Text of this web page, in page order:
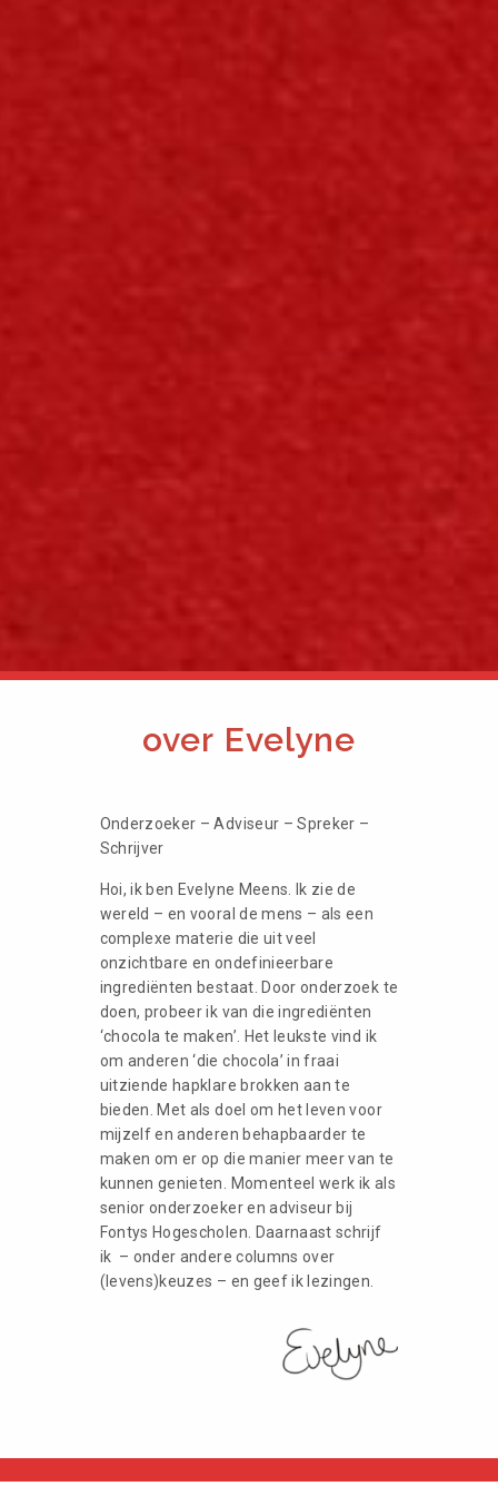
over Evelyne
Onderzoeker – Adviseur – Spreker –
Schrijver
Hoi, ik ben Evelyne Meens. Ik zie de
wereld – en vooral de mens – als een
complexe materie die uit veel
onzichtbare en ondefinieerbare
ingrediënten bestaat. Door onderzoek te
doen, probeer ik van die ingrediënten
‘chocola te maken’. Het leukste vind ik
om anderen ‘die chocola’ in fraai
uitziende hapklare brokken aan te
bieden. Met als doel om het leven voor
mijzelf en anderen behapbaarder te
maken om er op die manier meer van te
kunnen genieten. Momenteel werk ik als
senior onderzoeker en adviseur bij
Fontys Hogescholen. Daarnaast schrijf
ik – onder andere columns over
(levens)keuzes – en geef ik lezingen.